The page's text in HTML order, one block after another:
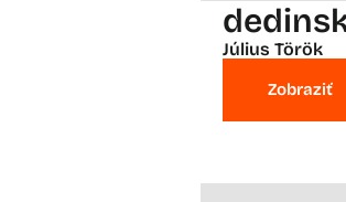
Július Török
Zobraziť